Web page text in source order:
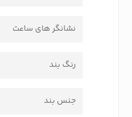
نشانگر های ساعت
رنگ بند
جنس بند